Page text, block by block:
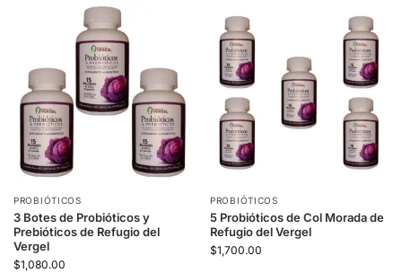
PROBIÓTICOS
3 Botes de Probióticos y
Prebióticos de Refugio del
Vergel
$1,080.00
PROBIÓTICOS
5 Probióticos de Col Morada de
Refugio del Vergel
$1,700.00